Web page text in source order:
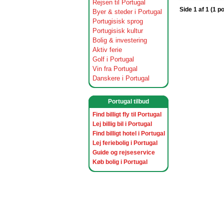
Rejsen til Portugal
Byer & steder i Portugal
Portugisisk sprog
Portugisisk kultur
Bolig & investering
Aktiv ferie
Golf i Portugal
Vin fra Portugal
Danskere i Portugal
Portugal tilbud
Find billigt fly til Portugal
Lej billig bil i Portugal
Find billigt hotel i Portugal
Lej feriebolig i Portugal
Guide og rejseservice
Køb bolig i Portugal
Side 1 af 1 (1